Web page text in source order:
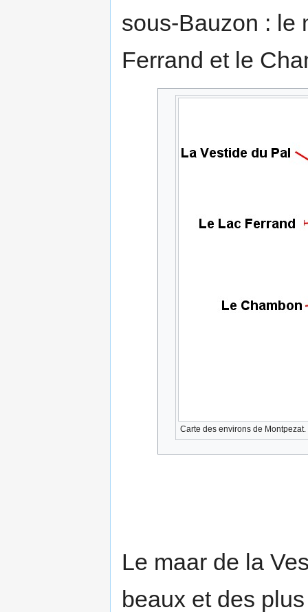
sous-Bauzon : le
Ferrand et le
Carte des environs de Montpezat.
Le maar de la
beaux et des